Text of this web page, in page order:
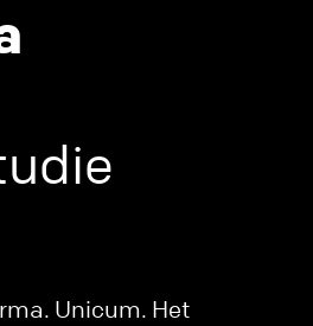
Unicum. Het